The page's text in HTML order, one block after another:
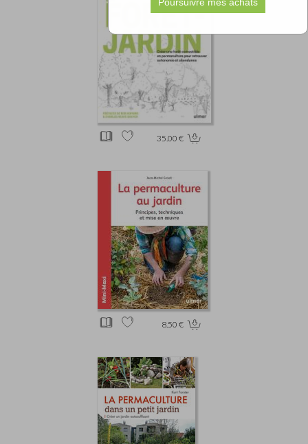
35.00 €
8.50 €